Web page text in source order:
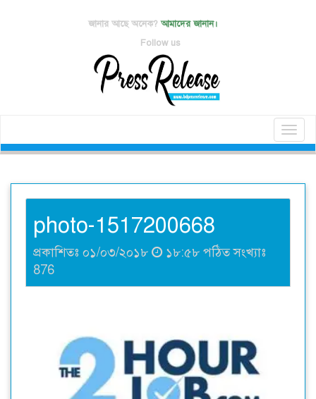
জানার আছে অনেক? আমাদের জানান।
Follow us
photo-1517200668
প্রকাশিতঃ ০১/০৩/২০১৮
১৮:৫৮ পঠিত সংখ্যাঃ
876